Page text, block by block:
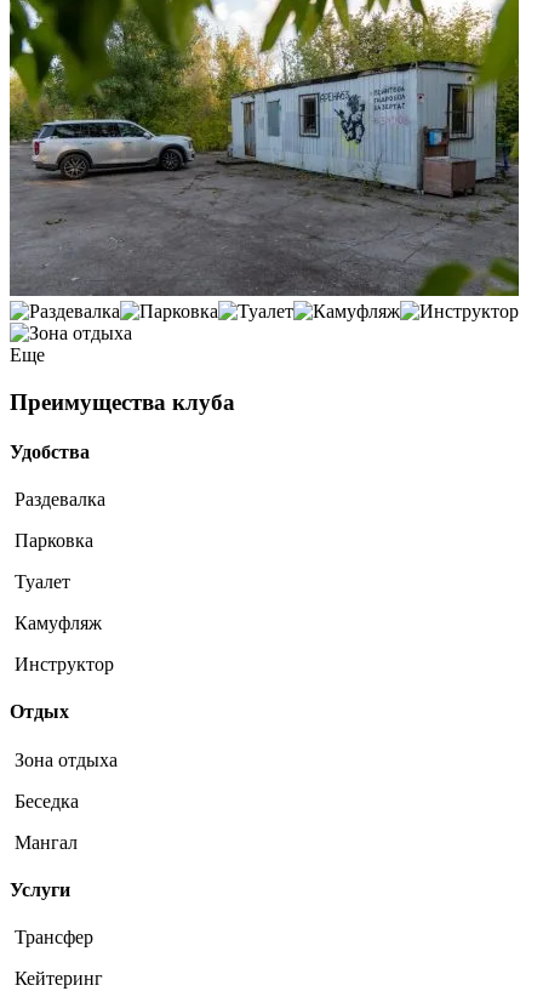
Еще
Преимущества клуба
Удобства
Раздевалка
Парковка
Туалет
Камуфляж
Инструктор
Отдых
Зона отдыха
Беседка
Мангал
Услуги
Трансфер
Кейтеринг